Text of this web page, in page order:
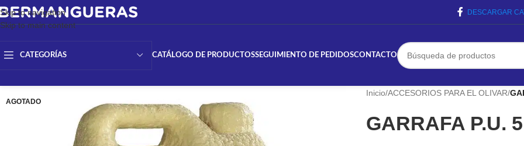
Skip to navigation
Skip to main content
DESCARGAR
CATEGORÍAS CATÁLOGO DE PRODUCTOSSEGUIMIENTO DE PEDIDOSCONTACTO
AGOTADO
Inicio/ACCESORIOS PARA EL OLIVAR/
GARRAFA P.U.